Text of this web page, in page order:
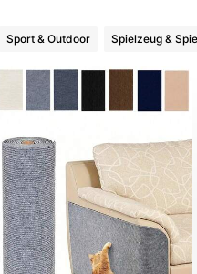
Sport & Outdoor Spielzeug &